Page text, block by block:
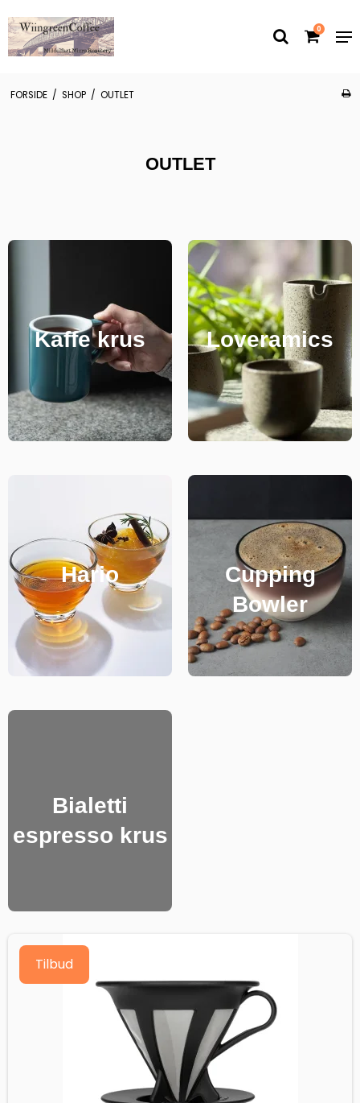
0
FORSIDE / SHOP / OUTLET
OUTLET
Kaffe krus Loveramics
Hario
Cupping
Bowler
Bialetti
espresso krus
Tilbud